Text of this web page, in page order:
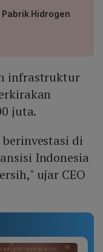
Hidrogen
infrastruktur
juta.
di
Indonesia
ujar CEO